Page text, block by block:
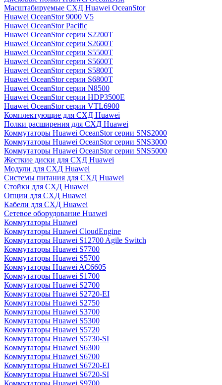
Масштабируемые СХД Huawei OceanStor
Huawei OceanStor 9000 V5
Huawei OceanStor Pacific
Huawei OceanStor серии S2200T
Huawei OceanStor серии S2600T
Huawei OceanStor серии S5500T
Huawei OceanStor серии S5600T
Huawei OceanStor серии S5800T
Huawei OceanStor серии S6800T
Huawei OceanStor серии N8500
Huawei OceanStor серии HDP3500E
Huawei OceanStor серии VTL6900
Комплектующие для СХД Huawei
Полки расширения для СХД Huawei
Коммутаторы Huawei OceanStor серии SNS2000
Коммутаторы Huawei OceanStor серии SNS3000
Коммутаторы Huawei OceanStor серии SNS5000
Жесткие диски для СХД Huawei
Модули для СХД Huawei
Системы питания для СХД Huawei
Стойки для СХД Huawei
Опции для СХД Huawei
Кабели для СХД Huawei
Сетевое оборудование Huawei
Коммутаторы Huawei
Коммутаторы Huawei CloudEngine
Коммутаторы Huawei S12700 Agile Switch
Коммутаторы Huawei S7700
Коммутаторы Huawei S5700
Коммутаторы Huawei AC6605
Коммутаторы Huawei S1700
Коммутаторы Huawei S2700
Коммутаторы Huawei S2720-EI
Коммутаторы Huawei S2750
Коммутаторы Huawei S3700
Коммутаторы Huawei S5300
Коммутаторы Huawei S5720
Коммутаторы Huawei S5730-SI
Коммутаторы Huawei S6300
Коммутаторы Huawei S6700
Коммутаторы Huawei S6720-EI
Коммутаторы Huawei S6720-SI
Коммутаторы Huawei S9700